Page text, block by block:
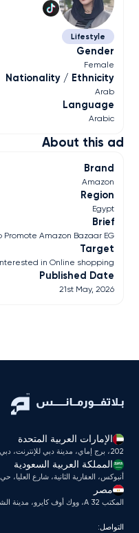
About this ad
Brand
Amazon
Region
Egypt
Brief
Promote Amazon Bazaar EG
Target
in Online shopping
Published Date
21st May, 2026
Lifestyle
Gender
Female
Nationality / Ethnicity
Arab
Language
Arabic
الإمارات العربية المتحدة
202، برج إماي، مدينة دبي للإنترنت، دبي
المملكة العربية السعودية
أنبوكس، العقارية الثانية، شارع العليا، حي العليا، الرياض 12244،
مصر
المكتب A 32، ووك أوف كايرو، مدينة الشيخ زايد، القاهرة، مصر
التواصل: